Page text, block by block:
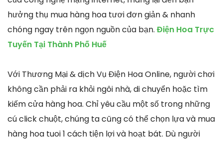
hưởng thụ mua hàng hoa tươi đơn giản & nhanh
chóng ngay trên ngọn nguồn của bạn. Điện Hoa Trực
Tuyến Tại Thành Phố Huế
Với Thương Mại & dịch Vụ Điện Hoa Online, người chơi
không cần phải ra khỏi ngôi nhà, di chuyển hoặc tìm
kiếm cửa hàng hoa. Chỉ yêu cầu một số trong những
cú click chuột, chúng ta cũng có thể chọn lựa và mua
hàng hoa tuoi 1 cách tiện lợi và hoạt bát. Dù người